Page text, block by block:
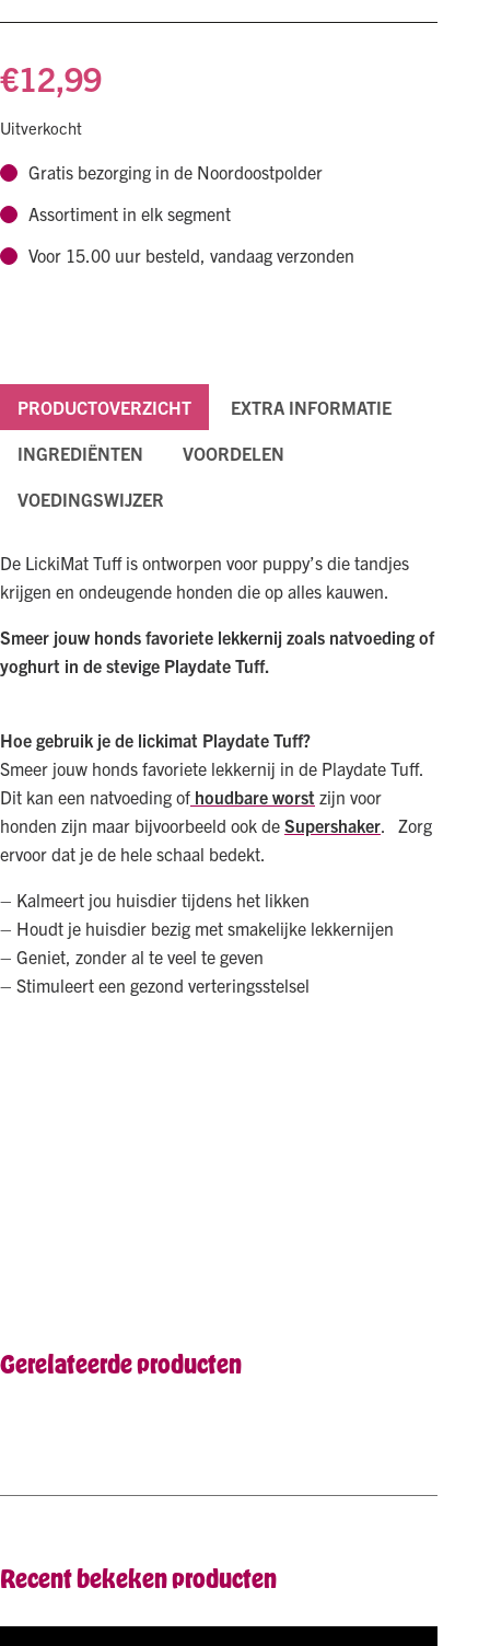
€12,99
Uitverkocht
Gratis bezorging in de Noordoostpolder
Assortiment in elk segment
Voor 15.00 uur besteld, vandaag verzonden
PRODUCTOVERZICHT EXTRA INFORMATIE
INGREDIËNTEN VOORDELEN
VOEDINGSWIJZER
De LickiMat Tuff is ontworpen voor puppy’s die tandjes
krijgen en ondeugende honden die op alles kauwen.
Smeer jouw honds favoriete lekkernij zoals natvoeding of
yoghurt in de stevige Playdate Tuff.
Hoe gebruik je de lickimat Playdate Tuff?
Smeer jouw honds favoriete lekkernij in de Playdate Tuff.
Dit kan een natvoeding of houdbare worst zijn voor
honden zijn maar bijvoorbeeld ook de Supershaker. Zorg
ervoor dat je de hele schaal bedekt.
– Kalmeert jou huisdier tijdens het likken
– Houdt je huisdier bezig met smakelijke lekkernijen
– Geniet, zonder al te veel te geven
– Stimuleert een gezond verteringsstelsel
Gerelateerde producten
Recent bekeken producten